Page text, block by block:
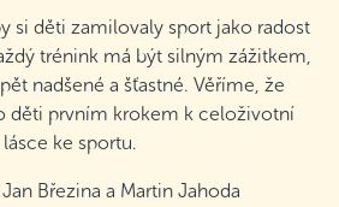
si děti zamilovaly sport jako radost
trénink má být silným zážitkem,
nadšené a šťastné. Věříme, že
děti prvním krokem k celoživotní
lásce ke sportu.
Březina a Martin Jahoda